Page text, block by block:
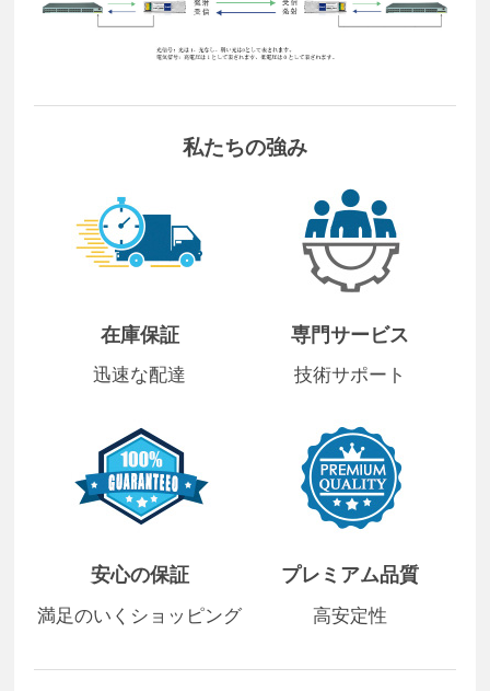
私たちの強み
在庫保証
迅速な配達
専門サービス
技術サポート
安心の保証
満足のいくショッピング
プレミアム品質
高安定性